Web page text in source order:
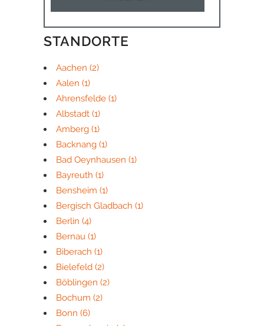
STANDORTE
Aachen (2)
Aalen (1)
Ahrensfelde (1)
Albstadt (1)
Amberg (1)
Backnang (1)
Bad Oeynhausen (1)
Bayreuth (1)
Bensheim (1)
Bergisch Gladbach (1)
Berlin (4)
Bernau (1)
Biberach (1)
Bielefeld (2)
Böblingen (2)
Bochum (2)
Bonn (6)